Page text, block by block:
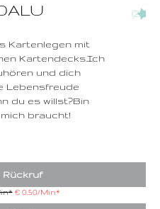
(22)
Kartenlegen mit
Kartendecks.Ich
und dich
Lebensfreude
du es willst?Bin
braucht!
Rückruf
* € 0,50/Min*